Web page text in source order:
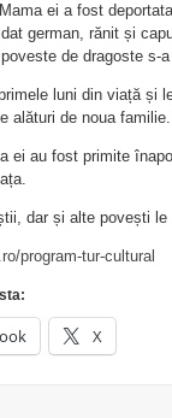
ei a fost
german, rănit și
de dragoste s-a
luni din viață și
alături de noua
ei au fost primite
dar și alte povești
program-tur-cultural
X